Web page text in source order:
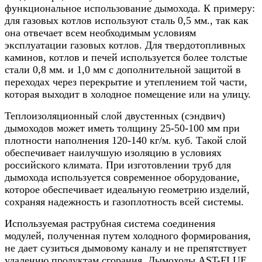
функциональное использование дымохода. К примеру:
для газовых котлов используют сталь 0,5 мм., так как
она отвечает всем необходимым условиям
эксплуатации газовых котлов. Для твердотопливных
каминов, котлов и печей используется более толстые
стали 0,8 мм. и 1,0 мм с дополнительной защитой в
переходах через перекрытие и утеплением той части,
которая выходит в холодное помещение или на улицу.
Теплоизоляционный слой двустенных (сэндвич)
дымоходов может иметь толщину 25-50-100 мм при
плотности наполнения 120-140 кг/м. куб. Такой слой
обеспечивает наилучшую изоляцию в условиях
российского климата. При изготовлении труб для
дымохода используется современное оборудование,
которое обеспечивает идеальную геометрию изделий,
сохраняя надежность и газоплотность всей системы.
Используемая раструбная система соединения
модулей, полученная путем холодного формирования,
не дает сузиться дымовому каналу и не препятствует